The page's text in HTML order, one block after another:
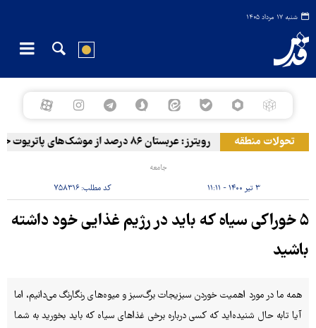
شنبه ۱۷ مرداد ۱۴۰۵
تحولات منطقه
آل سعود رویترز: عربستان ۸۶ درصد از موشک‌های پاتریوت خود را استفاده کرده است
جامعه
۳ تیر ۱۴۰۰ - ۱۱:۱۱ کد مطلب: ۷۵۸۳۱۶
۵ خوراکی سیاه که باید در رژیم غذایی خود داشته
باشید
همه ما در مورد اهمیت خوردن سبزیجات برگ‌سبز و میوه‌های رنگارنگ می‌دانیم، اما
آیا تابه حال شنیده‌اید که کسی درباره برخی غذاهای سیاه که باید بخورید به شما